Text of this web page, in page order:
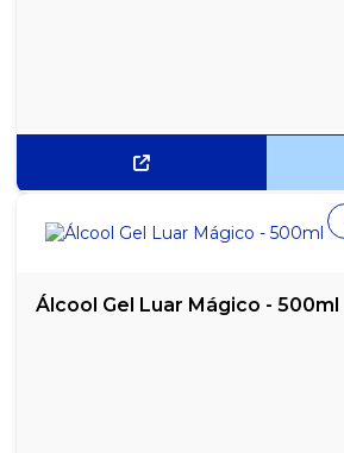
Álcool Gel Luar Mágico - 500ml